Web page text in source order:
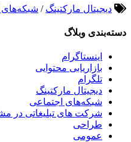
دیجیتال مارکتینگ / شبکه‌های
دسته‌بندی وبلاگ
اینستاگرام
بازاریابی محتوایی
تلگرام
دیجیتال مارکتینگ
شبکه‌های اجتماعی
شرکت های تبلیغاتی در
طراحی
عمومی